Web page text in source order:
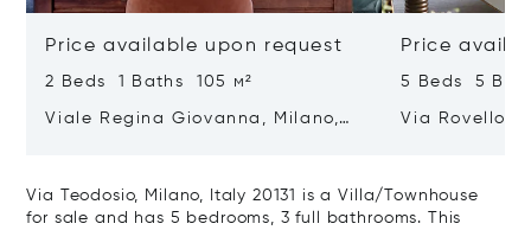
Price available upon request
2 Beds 1 Baths 105 м²
Viale Regina Giovanna, Milano,
Price
5 Beds 5
Via Rovello,
Via Teodosio, Milano, Italy 20131 is a Villa/Townhouse
for sale and has 5 bedrooms, 3 full bathrooms. This